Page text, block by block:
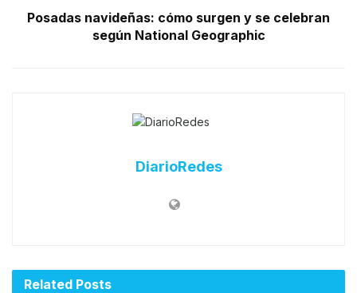
Posadas navideñas: cómo surgen y se celebran
según National Geographic
DiarioRedes
Related Posts